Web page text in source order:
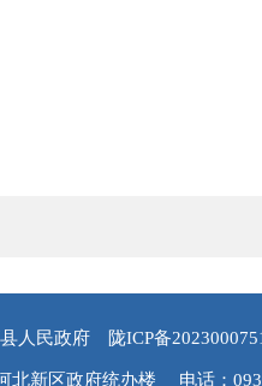
人民政府 陇ICP备
北新区政府统办楼 电话：